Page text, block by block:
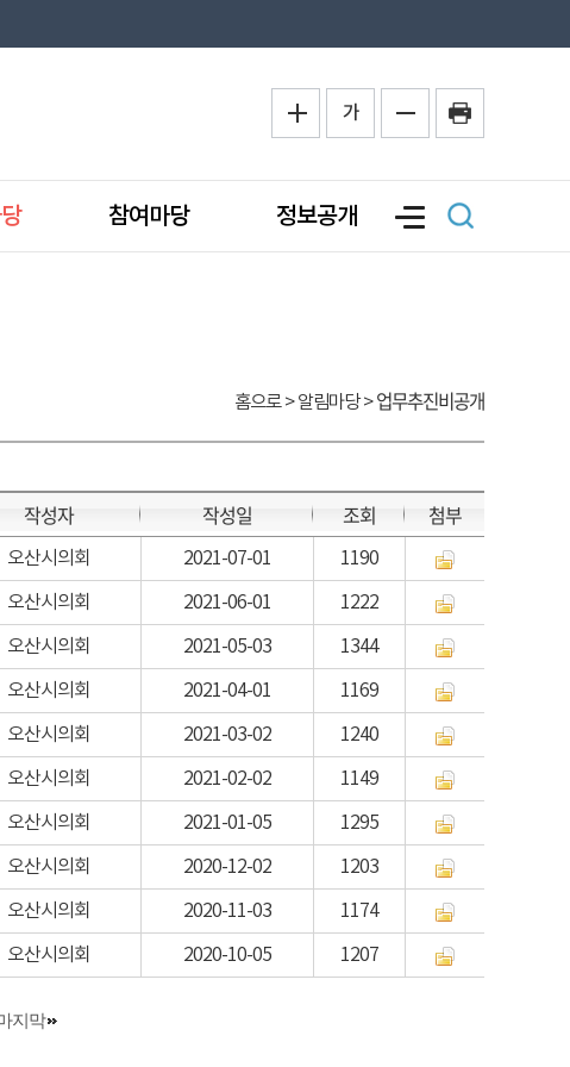
가
참여마당 정보공개
홈으로> 알림마당 >업무추진비공개
작성자 작성일 조회 첨부
오산시의회 2021-07-01 1190
오산시의회 2021-06-01 1222
오산시의회 2021-05-03 1344
오산시의회 2021-04-01 1169
오산시의회 2021-03-02 1240
오산시의회 2021-02-02 1149
오산시의회 2021-01-05 1295
오산시의회 2020-12-02 1203
오산시의회 2020-11-03 1174
오산시의회 2020-10-05 1207
지막